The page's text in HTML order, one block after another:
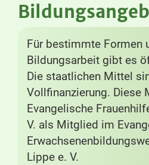
Für bestimmte Formen
Bildungsarbeit gibt es
Die staatlichen Mittel
Vollfinanzierung. Diese
Evangelische
V. als Mitglied im
Lippe e. V.